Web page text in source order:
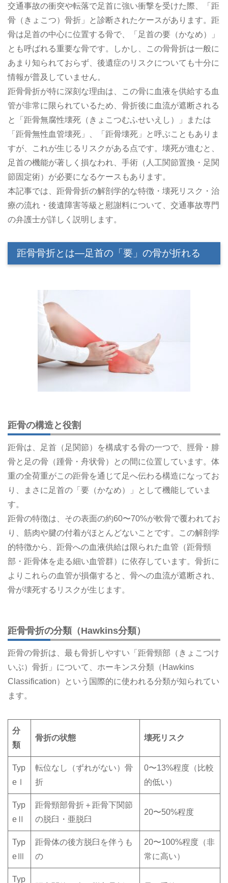
交通事故の衝突や転落で足首に強い衝撃を受けた際、「距
骨（きょこつ）骨折」と診断されたケースがあります。距
骨は足首の中心に位置する骨で、「足首の要（かなめ）」
とも呼ばれる重要な骨です。しかし、この骨骨折は一般に
あまり知られておらず、後遺症のリスクについても十分に
情報が普及していません。
距骨骨折が特に深刻な理由は、この骨に血液を供給する血
管が非常に限られているため、骨折後に血流が遮断される
と「距骨無腐性壊死（きょこつむふせいえし）」または
「距骨無性血管壊死」、「距骨壊死」と呼ぶこともありま
すが、これが生じるリスクがある点です。壊死が進むと、
足首の機能が著しく損なわれ、手術（人工関節置換・足関
節固定術）が必要になるケースもあります。
本記事では、距骨骨折の解剖学的な特徴・壊死リスク・治
療の流れ・後遺障害等級と慰謝料について、交通事故専門
の弁護士が詳しく説明します。
距骨骨折とは―足首の「要」の骨が折れる
距骨の構造と役割
距骨は、足首（足関節）を構成する骨の一つで、脛骨・腓
骨と足の骨（踵骨・舟状骨）との間に位置しています。体
重の全荷重がこの距骨を通じて足へ伝わる構造になってお
り、まさに足首の「要（かなめ）」として機能していま
す。
距骨の特徴は、その表面の約60〜70%が軟骨で覆われてお
り、筋肉や腱の付着がほとんどないことです。この解剖学
的特徴から、距骨への血液供給は限られた血管（距骨頸
部・距骨体を走る細い血管群）に依存しています。骨折に
よりこれらの血管が損傷すると、骨への血流が遮断され、
骨が壊死するリスクが生じます。
距骨骨折の分類（Hawkins分類）
距骨の骨折は、最も骨折しやすい「距骨頸部（きょこつけ
いぶ）骨折」について、ホーキンス分類（Hawkins
Classification）という国際的に使われる分類が知られてい
ます。
分
類
骨折の状態 壊死リスク
Typ
eⅠ
転位なし（ずれがない）骨
折
0〜13%程度（比較
的低い）
Typ
eⅡ
距骨頸部骨折＋距骨下関節
の脱臼・亜脱臼
20〜50%程度
Typ
eⅢ
距骨体の後方脱臼を伴うも
の
20〜100%程度（非
常に高い）
Typ